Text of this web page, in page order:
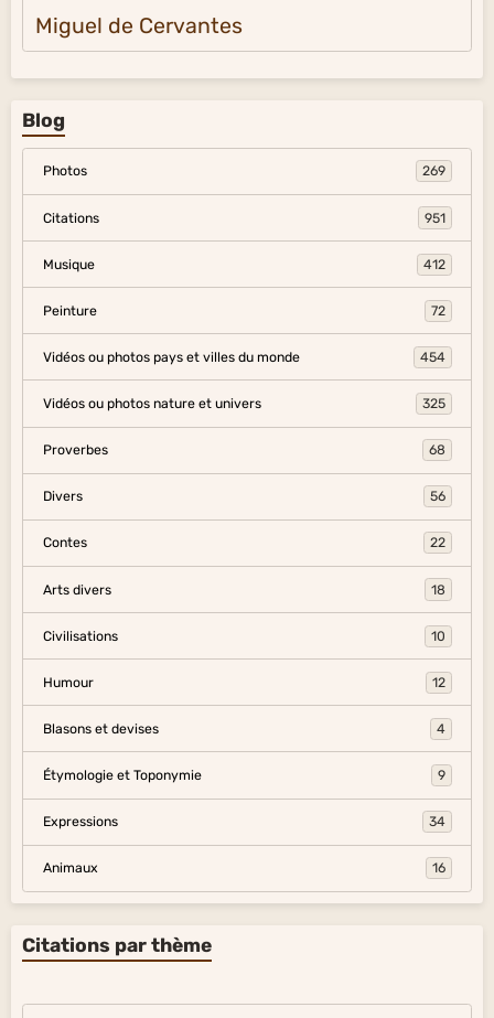
Miguel de Cervantes
Blog
Photos 269
Citations 951
Musique 412
Peinture 72
Vidéos ou photos pays et villes du monde 454
Vidéos ou photos nature et univers 325
Proverbes 68
Divers 56
Contes 22
Arts divers 18
Civilisations 10
Humour 12
Blasons et devises 4
Étymologie et Toponymie 9
Expressions 34
Animaux 16
Citations par thème